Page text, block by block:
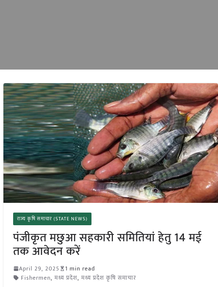
राज्य कृषि समाचार (STATE NEWS)
पंजीकृत मछुआ सहकारी समितियां हेतु 14 मई
तक आवेदन करें
April 29, 2025
1 min read
Fishermen, मध्य प्रदेश, मध्य प्रदेश कृषि समाचार